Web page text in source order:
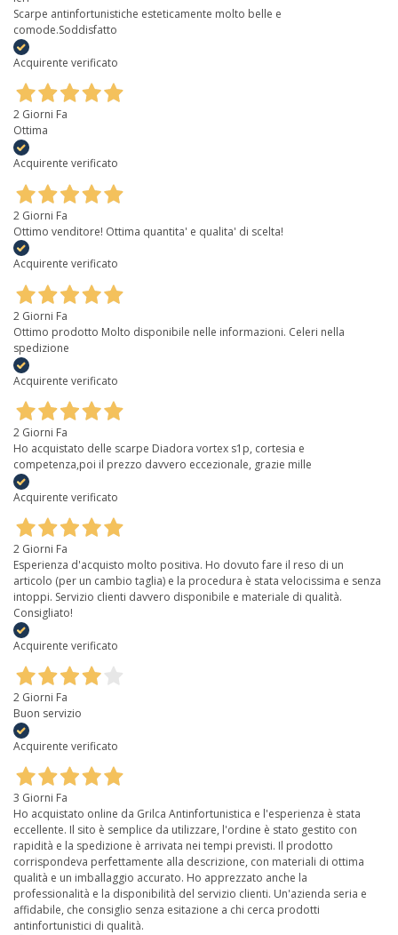
Scarpe antinfortunistiche esteticamente molto belle e
comode.Soddisfatto
Acquirente verificato
2 Giorni Fa
Ottima
Acquirente verificato
2 Giorni Fa
Ottimo venditore! Ottima quantita' e qualita' di scelta!
Acquirente verificato
2 Giorni Fa
Ottimo prodotto Molto disponibile nelle informazioni. Celeri nella
spedizione
Acquirente verificato
2 Giorni Fa
Ho acquistato delle scarpe Diadora vortex s1p, cortesia e
competenza,poi il prezzo davvero eccezionale, grazie mille
Acquirente verificato
2 Giorni Fa
Esperienza d'acquisto molto positiva. Ho dovuto fare il reso di un
articolo (per un cambio taglia) e la procedura è stata velocissima e senza
intoppi. Servizio clienti davvero disponibile e materiale di qualità.
Consigliato!
Acquirente verificato
2 Giorni Fa
Buon servizio
Acquirente verificato
3 Giorni Fa
Ho acquistato online da Grilca Antinfortunistica e l'esperienza è stata
eccellente. Il sito è semplice da utilizzare, l'ordine è stato gestito con
rapidità e la spedizione è arrivata nei tempi previsti. Il prodotto
corrispondeva perfettamente alla descrizione, con materiali di ottima
qualità e un imballaggio accurato. Ho apprezzato anche la
professionalità e la disponibilità del servizio clienti. Un'azienda seria e
affidabile, che consiglio senza esitazione a chi cerca prodotti
antinfortunistici di qualità.